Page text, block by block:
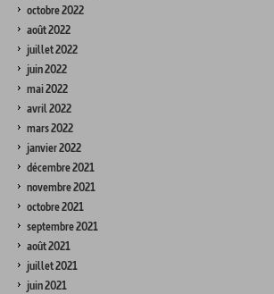
octobre 2022
août 2022
juillet 2022
juin 2022
mai 2022
avril 2022
mars 2022
janvier 2022
décembre 2021
novembre 2021
octobre 2021
septembre 2021
août 2021
juillet 2021
juin 2021